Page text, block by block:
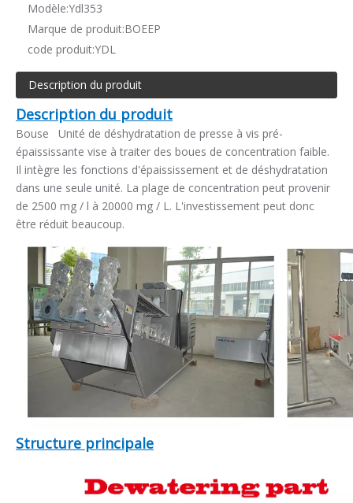
Modèle:Ydl353
Marque de produit:BOEEP
code produit:YDL
Description du produit
Description du produit
Bouse Unité de déshydratation de presse à vis pré-
épaississante vise à traiter des boues de concentration faible.
Il intègre les fonctions d'épaississement et de déshydratation
dans une seule unité. La plage de concentration peut provenir
de 2500 mg / l à 20000 mg / L. L'investissement peut donc
être réduit beaucoup.
Structure principale